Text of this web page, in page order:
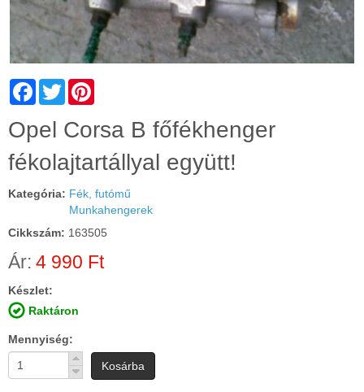
Facebook
Twitter
Cím:
Opel Corsa B főfékhenger
fékolajtartállyal együtt!
Kategória: Fék, futómű
Munkahengerek
Cikkszám: 163505
Ár: 4 990 Ft
Készlet:
Raktáron
Mennyiség
Kosárba